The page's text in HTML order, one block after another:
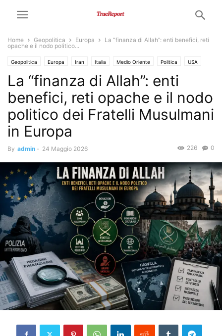
Home Geopolitica Europa
La “finanza di Allah”: enti benefici, reti
opache e il nodo politico...
Geopolitica Europa Iran Italia Medio Oriente Politica USA
La “finanza di Allah”: enti
benefici, reti opache e il nodo
politico dei Fratelli Musulmani
in Europa
By admin - 24 Maggio 2026 0
226